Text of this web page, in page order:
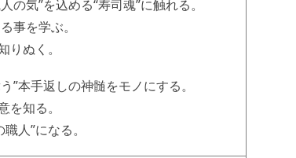
込める“寿司魂”に触れる。
事を学ぶ。
りぬく。
しの神髄をモノにする。
を知る。
人”になる。